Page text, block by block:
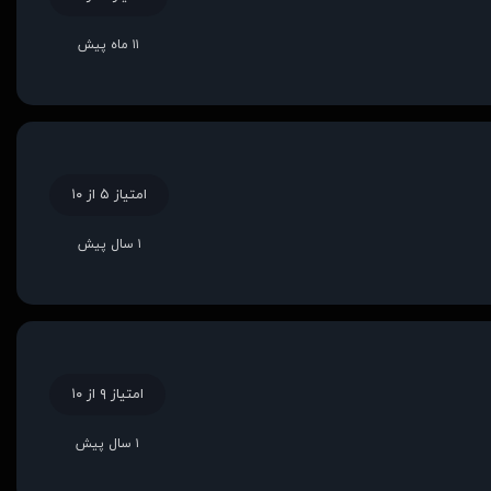
۱۱ ماه پیش
امتیاز ۵ از ۱۰
۱ سال پیش
امتیاز ۹ از ۱۰
۱ سال پیش